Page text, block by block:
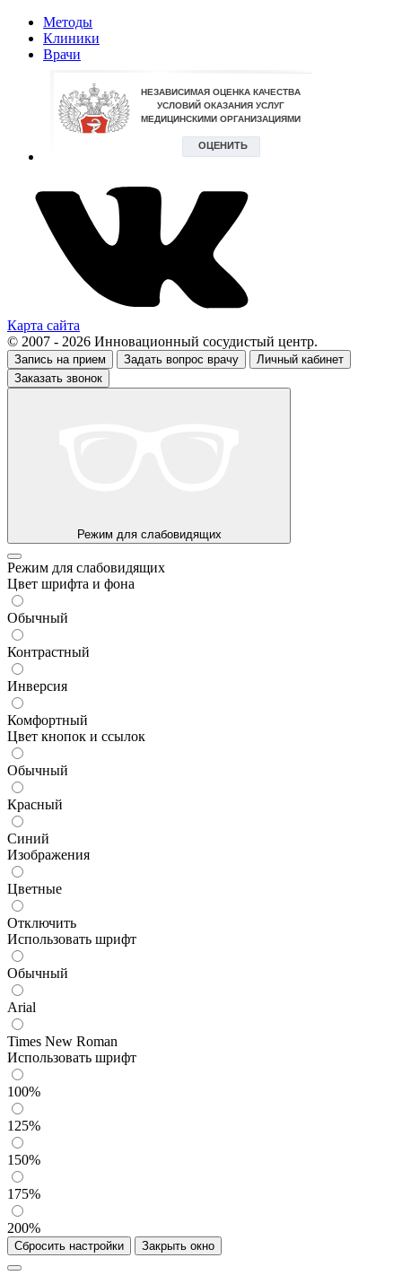
Методы
Клиники
Врачи
Карта сайта
© 2007 - 2026 Инновационный сосудистый центр.
Запись на прием Задать вопрос врачу
Личный кабинет
Заказать звонок
Режим для слабовидящих
Режим для слабовидящих
Цвет шрифта и фона
Обычный
Контрастный
Инверсия
Комфортный
Цвет кнопок и ссылок
Обычный
Красный
Синий
Изображения
Цветные
Отключить
Использовать шрифт
Обычный
Arial
Times New Roman
Использовать шрифт
100%
125%
150%
175%
200%
Сбросить настройки Закрыть окно